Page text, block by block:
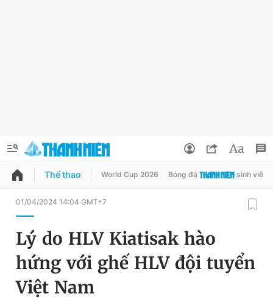
QUẢNG CÁO ĐẶT BÁO
Chuyên mục
Chuyên mục khác
Đổi mật khẩu
Tin đã lưu
Tin đã xem
Thể thao World Cup 2026 Bóng đá sinh viên
01/04/2024 14:04 GMT+7
Lý do HLV Kiatisak hào
hứng với ghế HLV đội tuyển
Việt Nam